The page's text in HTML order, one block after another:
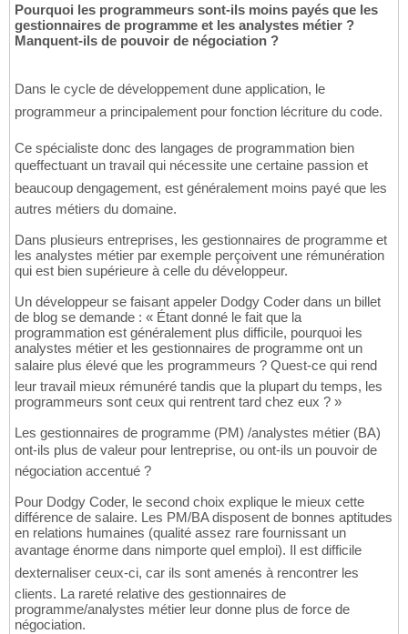
Pourquoi les programmeurs sont-ils moins payés que les
gestionnaires de programme et les analystes métier ?
Manquent-ils de pouvoir de négociation ?
Dans le cycle de développement dune application, le
programmeur a principalement pour fonction lécriture du code.
Ce spécialiste donc des langages de programmation bien
queffectuant un travail qui nécessite une certaine passion et
beaucoup dengagement, est généralement moins payé que les
autres métiers du domaine.
Dans plusieurs entreprises, les gestionnaires de programme et
les analystes métier par exemple perçoivent une rémunération
qui est bien supérieure à celle du développeur.
Un développeur se faisant appeler Dodgy Coder dans un billet
de blog se demande : « Étant donné le fait que la
programmation est généralement plus difficile, pourquoi les
analystes métier et les gestionnaires de programme ont un
salaire plus élevé que les programmeurs ? Quest-ce qui rend
leur travail mieux rémunéré tandis que la plupart du temps, les
programmeurs sont ceux qui rentrent tard chez eux ? »
Les gestionnaires de programme (PM) /analystes métier (BA)
ont-ils plus de valeur pour lentreprise, ou ont-ils un pouvoir de
négociation accentué ?
Pour Dodgy Coder, le second choix explique le mieux cette
différence de salaire. Les PM/BA disposent de bonnes aptitudes
en relations humaines (qualité assez rare fournissant un
avantage énorme dans nimporte quel emploi). Il est difficile
dexternaliser ceux-ci, car ils sont amenés à rencontrer les
clients. La rareté relative des gestionnaires de
programme/analystes métier leur donne plus de force de
négociation.